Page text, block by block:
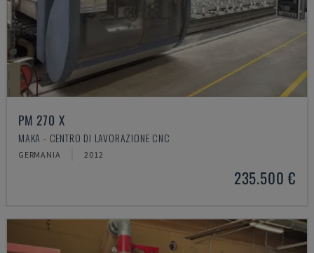
PM 270 X
MAKA - CENTRO DI LAVORAZIONE CNC
GERMANIA 2012
235.500 €